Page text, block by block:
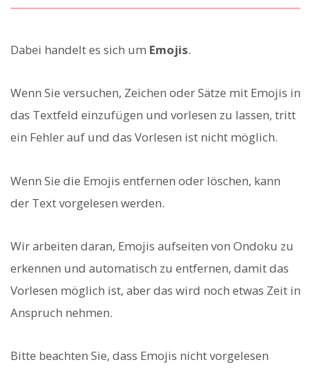
Dabei handelt es sich um Emojis.
Wenn Sie versuchen, Zeichen oder Sätze mit Emojis in
das Textfeld einzufügen und vorlesen zu lassen, tritt
ein Fehler auf und das Vorlesen ist nicht möglich.
Wenn Sie die Emojis entfernen oder löschen, kann
der Text vorgelesen werden.
Wir arbeiten daran, Emojis aufseiten von Ondoku zu
erkennen und automatisch zu entfernen, damit das
Vorlesen möglich ist, aber das wird noch etwas Zeit in
Anspruch nehmen.
Bitte beachten Sie, dass Emojis nicht vorgelesen